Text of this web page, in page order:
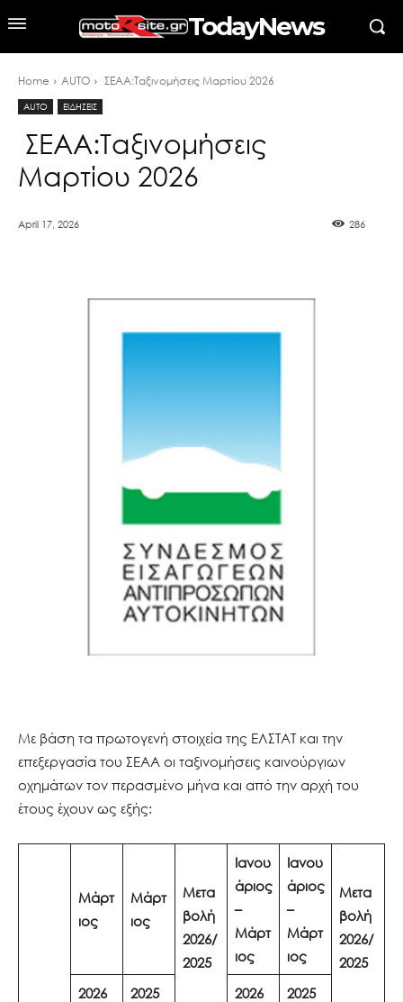
TodayNews
Home AUTO ΣΕΑΑ:Ταξινομήσεις Μαρτίου 2026
AUTO ΕΙΔΗΣΕΙΣ
ΣΕΑΑ:Ταξινομήσεις
Μαρτίου 2026
April 17, 2026 286
Με βάση τα πρωτογενή στοιχεία της ΕΛΣΤΑΤ και την
επεξεργασία του ΣΕΑΑ οι ταξινομήσεις καινούργιων
οχημάτων τον περασμένο μήνα και από την αρχή του
έτους έχουν ως εξής:
Μάρτ
ιος
Μάρτ
ιος
Μετα
βολή
2026/
2025
Ιανου
άριος
–
Μάρτ
ιος
Ιανου
άριος
–
Μάρτ
ιος
Μετα
βολή
2026/
2025
2026
2025 2026 2025